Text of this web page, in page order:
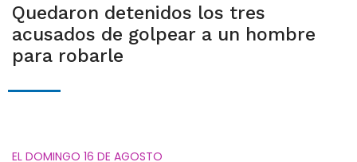
Quedaron detenidos los tres
acusados de golpear a un hombre
para robarle
EL DOMINGO 16 DE AGOSTO